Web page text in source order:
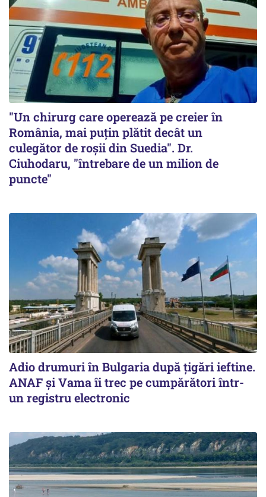
"Un chirurg care operează pe creier în
România, mai puțin plătit decât un
culegător de roșii din Suedia". Dr.
Ciuhodaru, "întrebare de un milion de
puncte"
Adio drumuri în Bulgaria după țigări ieftine.
ANAF și Vama îi trec pe cumpărători într-
un registru electronic